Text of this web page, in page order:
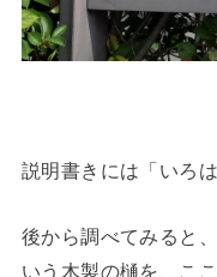
説明書きには「いろ
後から調べてみると
いう木製の樋を、こ